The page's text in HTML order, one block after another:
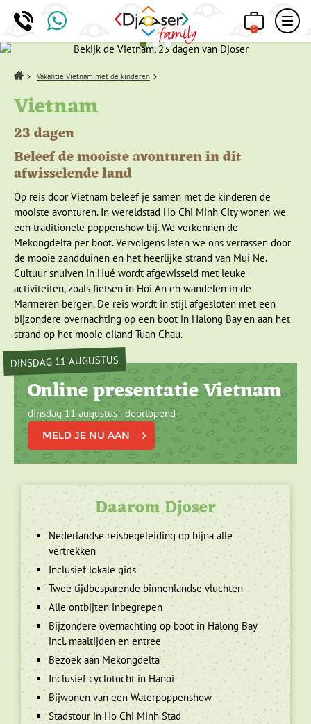
0
Home Vakantie Vietnam met de kinderen
Vietnam
23 dagen
Beleef de mooiste avonturen in dit
afwisselende land
Op reis door Vietnam beleef je samen met de kinderen de
mooiste avonturen. In wereldstad Ho Chi Minh City wonen we
een traditionele poppenshow bij. We verkennen de
Mekongdelta per boot. Vervolgens laten we ons verrassen door
de mooie zandduinen en het heerlijke strand van Mui Ne.
Cultuur snuiven in Hué wordt afgewisseld met leuke
activiteiten, zoals fietsen in Hoi An en wandelen in de
Marmeren bergen. De reis wordt in stijl afgesloten met een
bijzondere overnachting op een boot in Halong Bay en aan het
strand op het mooie eiland Tuan Chau.
DINSDAG 11 AUGUSTUS
Online presentatie Vietnam
dinsdag 11 augustus - doorlopend
MELD JE NU AAN
Daarom Djoser
Nederlandse reisbegeleiding op bijna alle
vertrekken
Inclusief lokale gids
Twee tijdbesparende binnenlandse vluchten
Alle ontbijten inbegrepen
Bijzondere overnachting op boot in Halong Bay
incl. maaltijden en entree
Bezoek aan Mekongdelta
Inclusief cyclotocht in Hanoi
Bijwonen van een Waterpoppenshow
Stadstour in Ho Chi Minh Stad